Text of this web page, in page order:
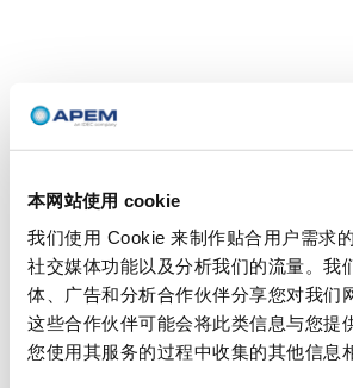
本网站使用 cookie
我们使用 Cookie 来制作贴合用户需求
社交媒体功能以及分析我们的流量。我
体、广告和分析合作伙伴分享您对我们
这些合作伙伴可能会将此类信息与您提
您使用其服务的过程中收集的其他信息